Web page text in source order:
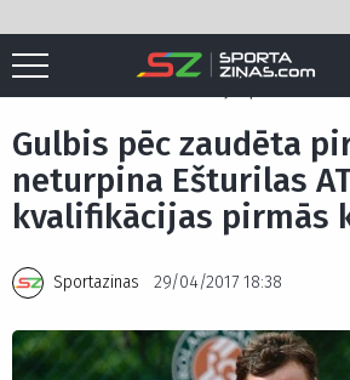
Sākums Teniss / ATP / Gulbis pēc
Gulbis pēc zaudēta
neturpina Ešturilas
kvalifikācijas pirmās
Sportazinas 29/04/2017 18:38